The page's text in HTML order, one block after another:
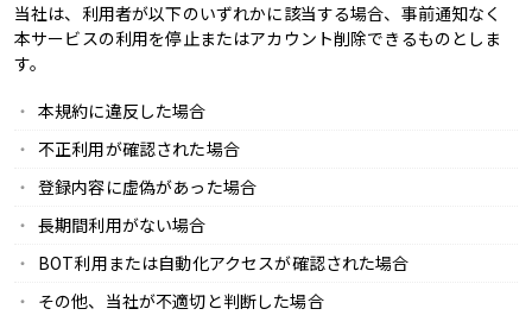
当社は、利用者が以下のいずれかに該当する場合、事前通知なく
本サービスの利用を停止またはアカウント削除できるものとしま
す。
本規約に違反した場合
不正利用が確認された場合
登録内容に虚偽があった場合
長期間利用がない場合
BOT利用または自動化アクセスが確認された場合
その他、当社が不適切と判断した場合